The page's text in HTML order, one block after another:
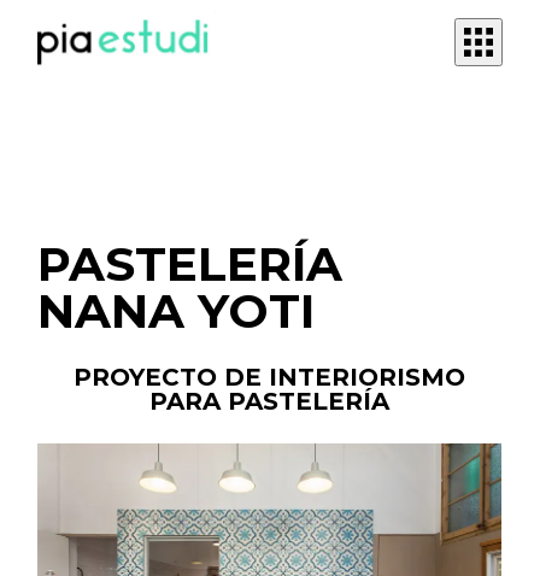
content
Abrir
PASTELERÍA
NANA YOTI
PROYECTO DE INTERIORISMO
PARA PASTELERÍA